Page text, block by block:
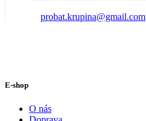
probat.krupina@gmail.com
E-shop
O nás